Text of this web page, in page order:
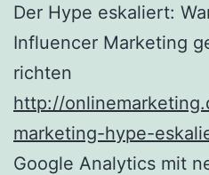
Der Hype eskaliert:
Influencer Marketing
richten
http://
marketing-hype-
Google Analytics mit